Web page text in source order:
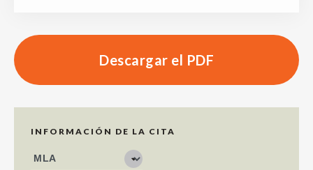
Descargar el PDF
INFORMACIÓN DE LA CITA